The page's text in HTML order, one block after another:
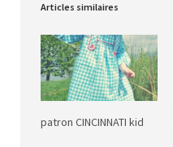
Articles similaires
patron CINCINNATI kid